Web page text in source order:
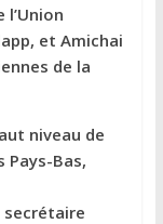
et Amichai
de la
niveau de
Pays-Bas,
secrétaire